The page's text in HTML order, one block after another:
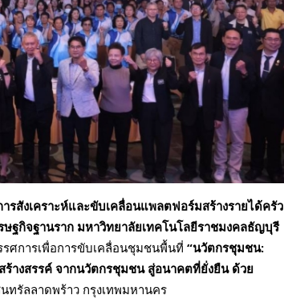
ารสังเคราะห์และขับเคลื่อนแพลตฟอร์มสร้างรายได้ครัว
ฐกิจฐานราก มหาวิทยาลัยเทคโนโลยีราชมงคลธัญบุรี
ศการเพื่อการขับเคลื่อนชุมชนพื้นที่ “นวัตกรชุมชน:
ร้างสรรค์ จากนวัตกรชุมชน สู่อนาคตที่ยั่งยืน ด้วย
ทรัลลาดพร้าว กรุงเทพมหานคร